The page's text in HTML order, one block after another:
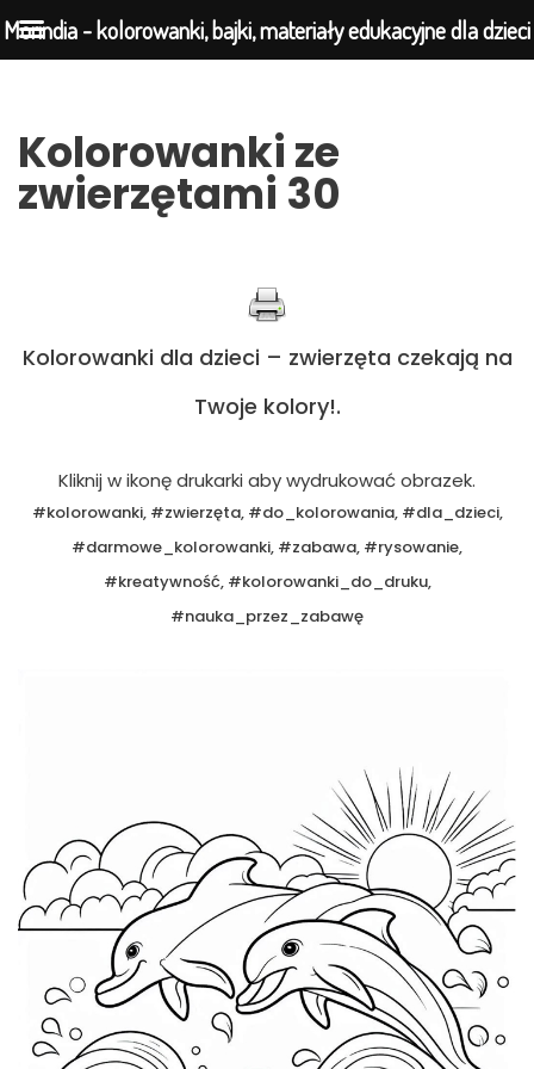
do
treści
Kolorowanki ze
zwierzętami 30
Kolorowanki dla dzieci – zwierzęta czekają na
Twoje kolory!.
Kliknij w ikonę drukarki aby wydrukować obrazek.
#kolorowanki, #zwierzęta, #do_kolorowania, #dla_dzieci,
#darmowe_kolorowanki, #zabawa, #rysowanie,
#kreatywność, #kolorowanki_do_druku,
#nauka_przez_zabawę
Morindia - kolorowanki, bajki, materiały edukacyjne dla dzieci